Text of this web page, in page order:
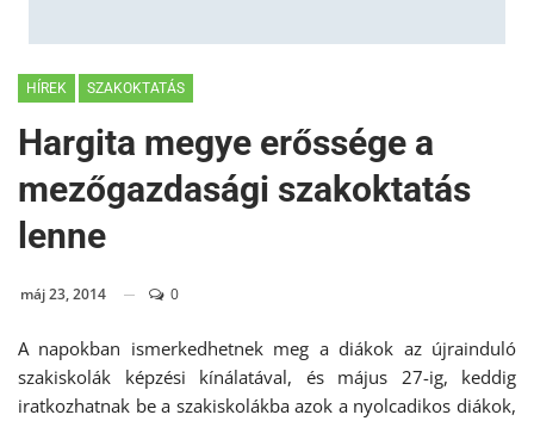
HÍREK SZAKOKTATÁS
Hargita megye erőssége a
mezőgazdasági szakoktatás
lenne
máj 23, 2014 0
A napokban ismerkedhetnek meg a diákok az újrainduló
szakiskolák képzési kínálatával, és május 27-ig, keddig
iratkozhatnak be a szakiskolákba azok a nyolcadikos diákok,